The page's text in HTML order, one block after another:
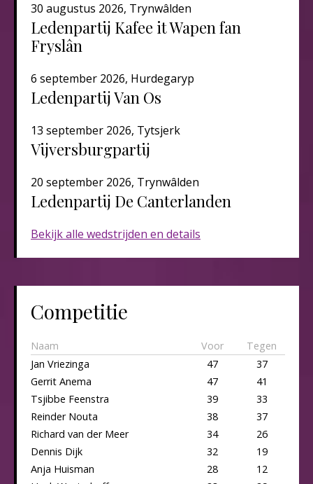
30 augustus 2026, Trynwâlden
Ledenpartij Kafee it Wapen fan
Fryslân
6 september 2026, Hurdegaryp
Ledenpartij Van Os
13 september 2026, Tytsjerk
Vijversburgpartij
20 september 2026, Trynwâlden
Ledenpartij De Canterlanden​​​
Bekijk alle wedstrijden en details
Competitie
Naam Voor
Tegen
Jan Vriezinga
47
37
Gerrit Anema
47
41
Tsjibbe Feenstra
39
33
Reinder Nouta
38
37
Richard van der Meer
34
26
Dennis Dijk
32
19
Anja Huisman
28
12